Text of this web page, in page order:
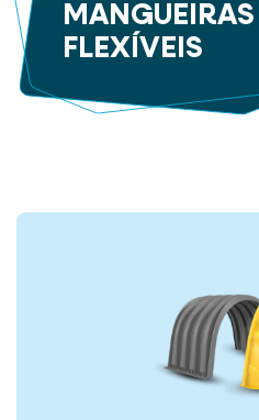
MANGUEIRAS
FLEXÍVEIS